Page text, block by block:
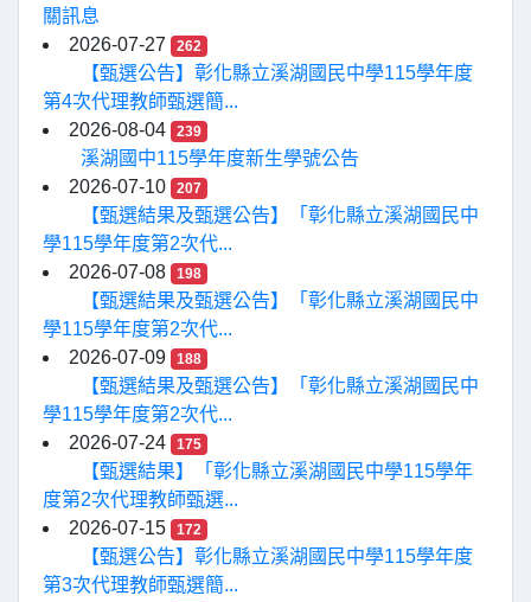
關訊息
2026-07-27
262
【甄選公告】彰化縣立溪湖國民中學115學年度
第4次代理教師甄選簡...
2026-08-04
239
溪湖國中115學年度新生學號公告
2026-07-10
207
【甄選結果及甄選公告】「彰化縣立溪湖國民中
學115學年度第2次代...
2026-07-08
198
【甄選結果及甄選公告】「彰化縣立溪湖國民中
學115學年度第2次代...
2026-07-09
188
【甄選結果及甄選公告】「彰化縣立溪湖國民中
學115學年度第2次代...
2026-07-24
175
【甄選結果】「彰化縣立溪湖國民中學115學年
度第2次代理教師甄選...
2026-07-15
172
【甄選公告】彰化縣立溪湖國民中學115學年度
第3次代理教師甄選簡...